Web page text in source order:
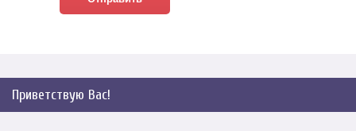
Приветствую Вас!